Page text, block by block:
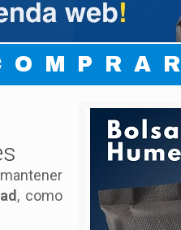
O M P R A R
, como